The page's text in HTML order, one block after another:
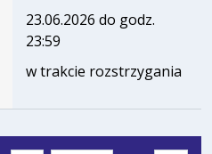
23.06.2026 do godz.
23:59
w trakcie rozstrzygania